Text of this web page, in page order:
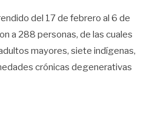
del 17 de febrero al 6 de
a 288 personas, de las cuales
mayores, siete indígenas,
crónicas degenerativas